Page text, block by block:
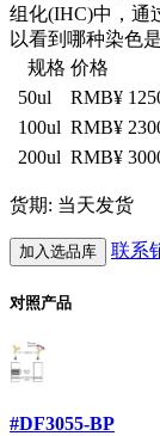
组化(IHC)中，通
以看到哪种染色
规格 价格
50ul
RMB¥
100ul RMB¥
200ul RMB¥
货期: 当天发货
加入选品库 联系
对照产品
#DF3055-BP